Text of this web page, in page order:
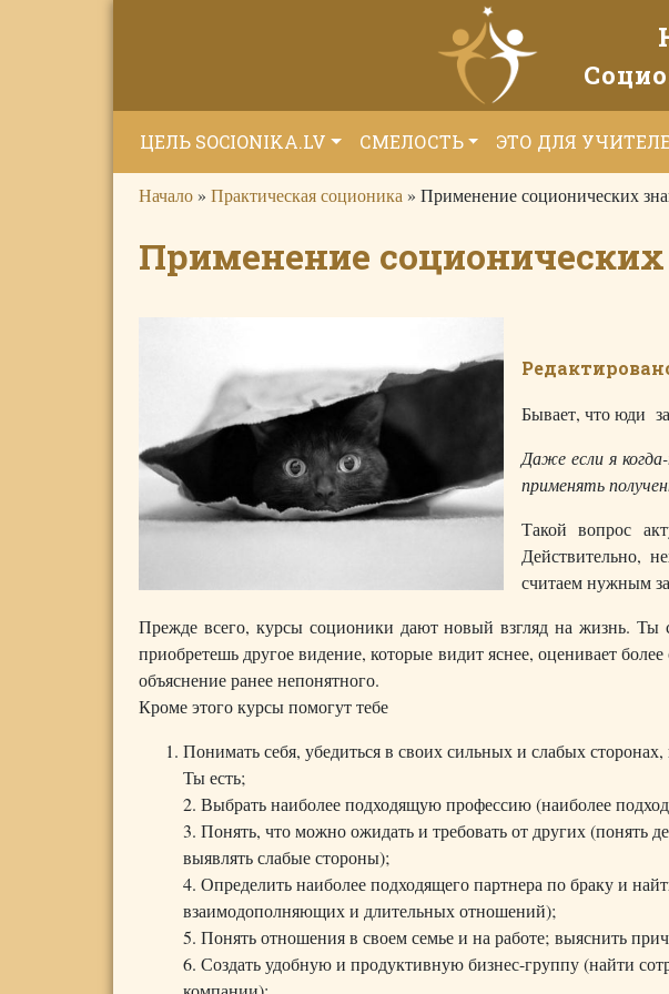
ЦЕЛЬ SOCIONIKA.LV СМЕЛОСТЬ ЭТО ДЛЯ
Начало» Практическая соционика » Применение соционических
Применение
Бывает, что юди
Даже если я
применять
Такой вопрос
Действительно,
считаем нужным
Прежде всего, курсы соционики дают новый взгляд на жизнь.
приобретешь другое видение, которые видит яснее, оценивает
объяснение ранее непонятного.
Кроме этого курсы помогут тебе
Понимать себя, убедиться в своих сильных и слабых
Ты есть;
2. Выбрать наиболее подходящую профессию (наиболее
3. Понять, что можно ожидать и требовать от других (понять
выявлять слабые стороны);
4. Определить наиболее подходящего партнера по браку и
взаимодополняющих и длительных отношений);
5. Понять отношения в своем семье и на работе; выяснить
6. Создать удобную и продуктивную бизнес-группу (найти